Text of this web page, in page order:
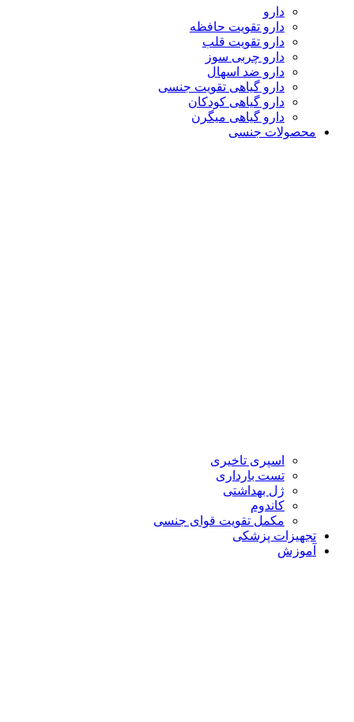
دارو
دارو تقویت حافظه
دارو تقویت قلب
دارو چربی سوز
دارو ضد اسهال
دارو گیاهی تقویت جنسی
دارو گیاهی کودکان
دارو گیاهی میگرن
محصولات جنسی
اسپری تاخیری
تست بارداری
ژل بهداشتی
کاندوم
مکمل تقویت قوای جنسی
تجهیزات پزشکی
آموزش